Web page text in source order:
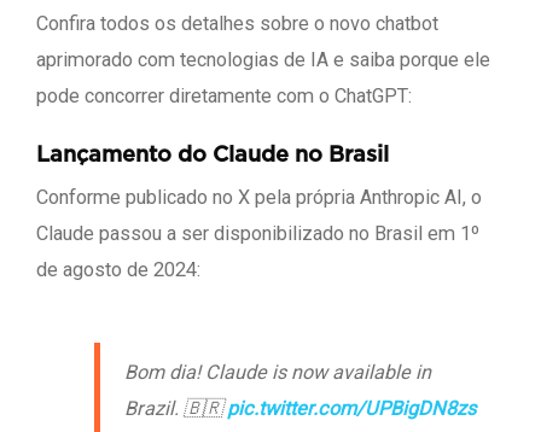
Confira todos os detalhes sobre o novo chatbot
aprimorado com tecnologias de IA e saiba porque ele
pode concorrer diretamente com o ChatGPT:
Lançamento do Claude no Brasil
Conforme publicado no X pela própria Anthropic AI, o
Claude passou a ser disponibilizado no Brasil em 1º
de agosto de 2024:
Bom dia! Claude is now available in
Brazil. 🇧🇷pic.twitter.com/UPBigDN8zs